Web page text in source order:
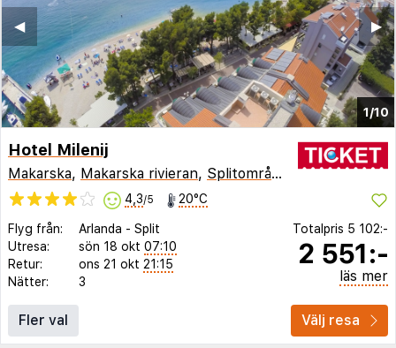
1/10
▶︎
◀︎
Hotel Milenij
Makarska, Makarska rivieran, Splitområdet ,Kroatien
4,3/5 20°C
Flyg från: Arlanda - Split
Utresa:
sön 18 okt 07:10
Retur:
ons 21 okt 21:15
Nätter:
3
Totalpris 5 102:-
2 551:-
läs mer
Fler val Välj resa